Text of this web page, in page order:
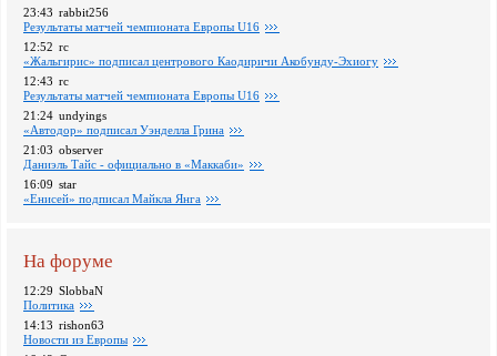
23:43 rabbit256
Pезультаты матчей чемпионата Европы U16
12:52 rc
«Жальгирис» подписал центрового Каодиричи Акобунду-Эхиогу
12:43 rc
Pезультаты матчей чемпионата Европы U16
21:24 undyings
«Автодор» подписал Уэнделла Грина
21:03 observer
Даниэль Тайс - официально в «Маккаби»
16:09 star
«Енисей» подписал Майкла Янга
На форуме
12:29 SlobbaN
Политика
14:13 rishon63
Новости из Европы